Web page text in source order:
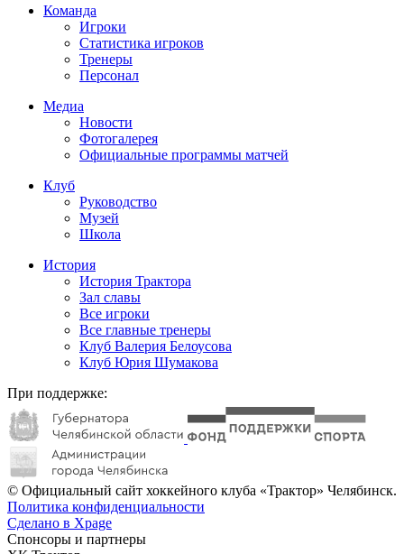
Команда
Игроки
Статистика игроков
Тренеры
Персонал
Медиа
Новости
Фотогалерея
Официальные программы матчей
Клуб
Руководство
Музей
Школа
История
История Трактора
Зал славы
Все игроки
Все главные тренеры
Клуб Валерия Белоусова
Клуб Юрия Шумакова
При поддержке:
© Официальный сайт хоккейного клуба «Трактор» Челябинск.
Политика конфиденциальности
Сделано в Xpage
Спонсоры и партнеры